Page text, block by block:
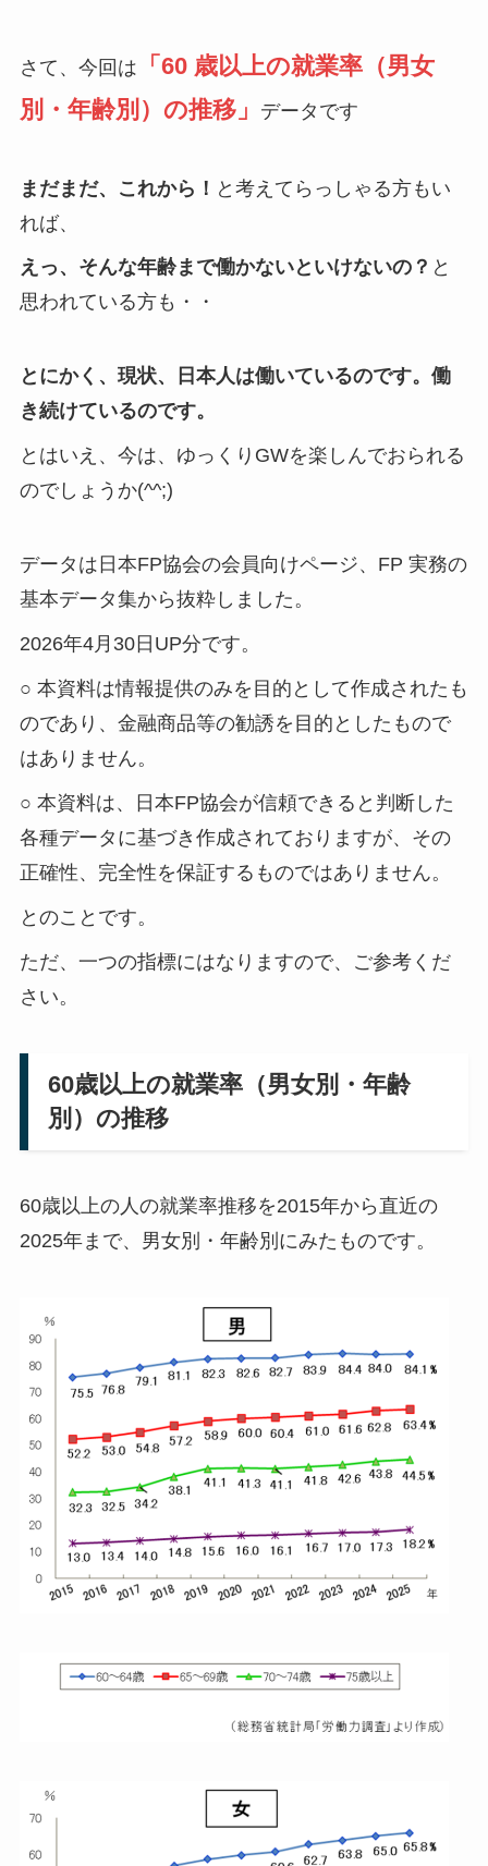
さて、今回は
「60 歳以上の就業率（男女
別・年齢別）の推移」
データです
まだまだ、これから！ と考えてらっしゃる方もい
れば、
えっ、そんな年齢まで働かないといけないの？ と
思われている方も・・
とにかく、現状、日本人は働いているのです。働
き続けているのです。
とはいえ、今は、ゆっくりGWを楽しんでおられる
のでしょうか(^^;)
データは日本FP協会の会員向けページ、FP 実務の
基本データ集から抜粋しました。
2026年4月30日UP分です。
○ 本資料は情報提供のみを目的として作成されたも
のであり、金融商品等の勧誘を目的としたもので
はありません。
○ 本資料は、日本FP協会が信頼できると判断した
各種データに基づき作成されておりますが、その
正確性、完全性を保証するものではありません。
とのことです。
ただ、一つの指標にはなりますので、ご参考くだ
さい。
60歳以上の就業率（男女別・年齢
別）の推移
60歳以上の人の就業率推移を2015年から直近の
2025年まで、男女別・年齢別にみたものです。